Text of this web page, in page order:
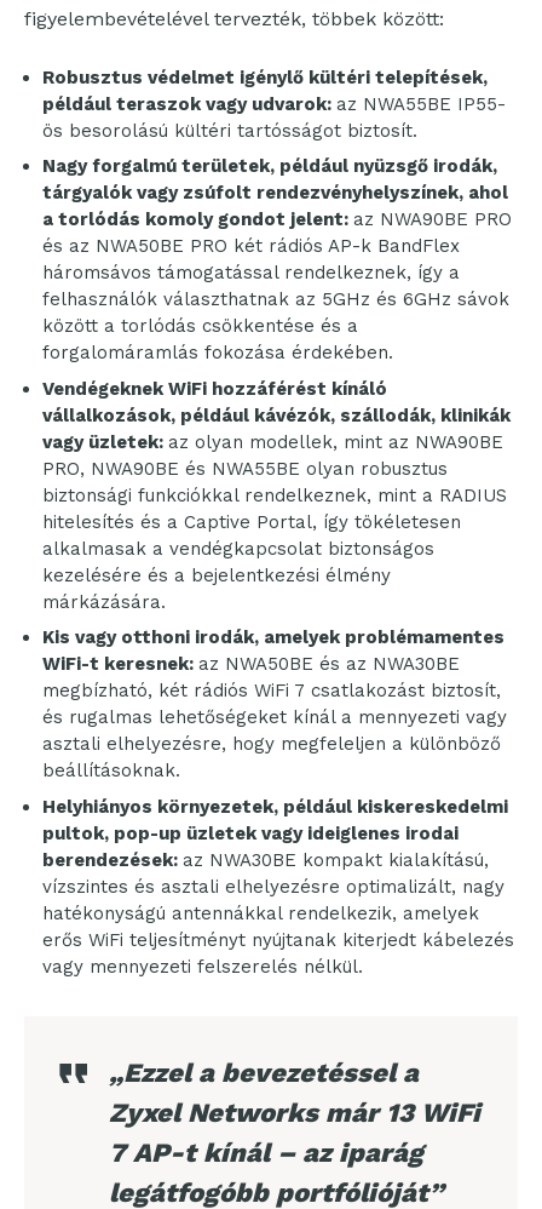
figyelembevételével tervezték, többek között:
Robusztus védelmet igénylő kültéri telepítések,
például teraszok vagy udvarok: az NWA55BE IP55-
ös besorolású kültéri tartósságot biztosít.
Nagy forgalmú területek, például nyüzsgő irodák,
tárgyalók vagy zsúfolt rendezvényhelyszínek, ahol
a torlódás komoly gondot jelent: az NWA90BE PRO
és az NWA50BE PRO két rádiós AP-k BandFlex
háromsávos támogatással rendelkeznek, így a
felhasználók választhatnak az 5GHz és 6GHz sávok
között a torlódás csökkentése és a
forgalomáramlás fokozása érdekében.
Vendégeknek WiFi hozzáférést kínáló
vállalkozások, például kávézók, szállodák, klinikák
vagy üzletek: az olyan modellek, mint az NWA90BE
PRO, NWA90BE és NWA55BE olyan robusztus
biztonsági funkciókkal rendelkeznek, mint a RADIUS
hitelesítés és a Captive Portal, így tökéletesen
alkalmasak a vendégkapcsolat biztonságos
kezelésére és a bejelentkezési élmény
márkázására.
Kis vagy otthoni irodák, amelyek problémamentes
WiFi-t keresnek: az NWA50BE és az NWA30BE
megbízható, két rádiós WiFi 7 csatlakozást biztosít,
és rugalmas lehetőségeket kínál a mennyezeti vagy
asztali elhelyezésre, hogy megfeleljen a különböző
beállításoknak.
Helyhiányos környezetek, például kiskereskedelmi
pultok, pop-up üzletek vagy ideiglenes irodai
berendezések: az NWA30BE kompakt kialakítású,
vízszintes és asztali elhelyezésre optimalizált, nagy
hatékonyságú antennákkal rendelkezik, amelyek
erős WiFi teljesítményt nyújtanak kiterjedt kábelezés
vagy mennyezeti felszerelés nélkül.
„Ezzel a bevezetéssel a
Zyxel Networks már 13 WiFi
7 AP-t kínál – az iparág
legátfogóbb portfólióját”